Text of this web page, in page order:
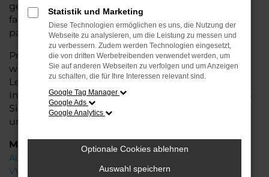
geprüften Fahrzeugen, sondern auch eine
fachkundige Beratung, damit Sie das für Sie
passende Modell finden.
Profitieren Sie von unseren zusätzlichenServices
wie attraktiven Finanzierungsmöglichkeiten,
Leasingangeboten und der bequemen
Inzahlungnahme Ihres alten Fahrzeugs. Besuchen
Sie uns und überzeugen Sie sich von der Qualität
und dem Service, den wir Ihnen bieten!
Marken
Audi
VW
Statistik und Marketing
Diese Technologien ermöglichen es uns, die Nutzung der
Webseite zu analysieren, um die Leistung zu messen und
zu verbessern. Zudem werden Technologien eingesetzt,
die von dritten Werbetreibenden verwendet werden, um
Sie auf anderen Webseiten zu verfolgen und um Anzeigen
zu schalten, die für Ihre Interessen relevant sind.
Google Tag Manager
Google Ads
Google Analytics
Optionale Cookies ablehnen
Auswahl speichern